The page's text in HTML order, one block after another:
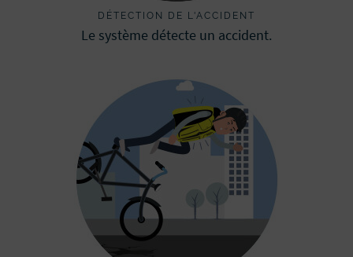
DÉTECTION DE L'ACCIDENT
Le système détecte un accident.